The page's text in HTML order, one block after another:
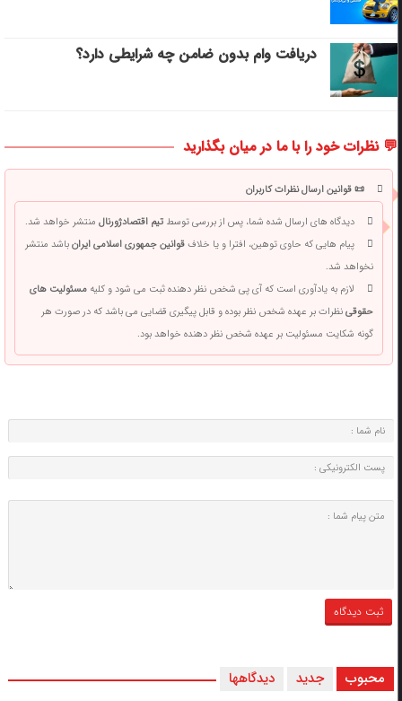
دریافت وام بدون ضامن چه شرایطی دارد؟
💬 نظرات خود را با ما در میان بگذارید
📜 قوانین ارسال نظرات کاربران
دیدگاه های ارسال شده شما، پس از بررسی توسطتیم اقتصادژورنالمنتشر خواهد شد.
پیام هایی که حاوی توهین، افترا و یا خلافقوانین جمهوری اسلامی ایرانباشد منتشر
نخواهد شد.
لازم به یادآوری است که آی پی شخص نظر دهنده ثبت می شود و کلیهمسئولیت های
حقوقینظرات بر عهده شخص نظر بوده و قابل پیگیری قضایی می باشد که در صورت هر
گونه شکایت مسئولیت بر عهده شخص نظر دهنده خواهد بود.
محبوب جدید دیدگاهها